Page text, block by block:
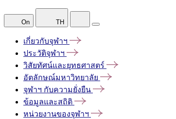
On TH
เกี่ยวกับจุฬาฯ
ประวัติจุฬาฯ
วิสัยทัศน์และยุทธศาสตร์
อัตลักษณ์มหาวิทยาลัย
จุฬาฯ กับความยั่งยืน
ข้อมูลและสถิติ
หน่วยงานของจุฬาฯ